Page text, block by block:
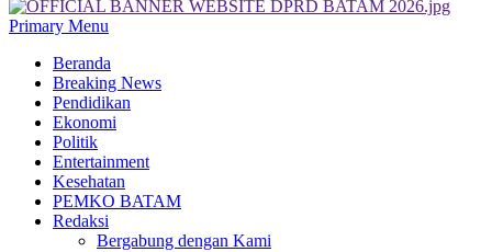
Primary Menu
Beranda
Breaking News
Pendidikan
Ekonomi
Politik
Entertainment
Kesehatan
PEMKO BATAM
Redaksi
Bergabung dengan Kami